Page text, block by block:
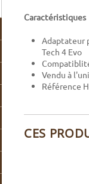
Caractéristiques
Adaptateur
Tech 4 Evo
Vendu à
Référence
CES